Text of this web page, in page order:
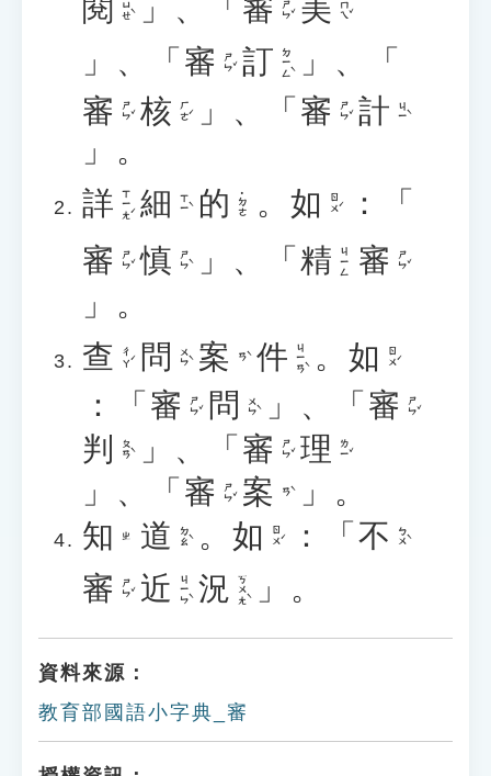
閱 ㄩㄝˋ 」、「 審 ㄕㄣˇ 美 ㄇㄟˇ
」、「 審 ㄕㄣˇ 訂 ㄉㄧㄥˋ
」、「
審 ㄕㄣˇ 核 ㄏㄜˊ 」、「 審 ㄕㄣˇ 計 ㄐㄧˋ
」。
詳 ㄒㄧㄤˊ 細 ㄒㄧˋ 的 ˙ㄉㄜ 。 如 ㄖㄨˊ
：「
審 ㄕㄣˇ 慎 ㄕㄣˋ 」、「 精 ㄐㄧㄥ 審 ㄕㄣˇ
」。
查 ㄔㄚˊ 問 ㄨㄣˋ 案 ㄢˋ 件 ㄐㄧㄢˋ 。 如 ㄖㄨˊ
：「 審 ㄕㄣˇ 問 ㄨㄣˋ 」、「 審 ㄕㄣˇ
判 ㄆㄢˋ 」、「 審 ㄕㄣˇ 理 ㄌㄧˇ
」、「 審 ㄕㄣˇ 案 ㄢˋ
」。
知
ㄓ 道 ㄉㄠˋ 。 如 ㄖㄨˊ ：「 不 ㄅㄨˋ
審 ㄕㄣˇ 近 ㄐㄧㄣˋ 況 ㄎㄨㄤˋ 」。
資料來源：
教育部國語小字典_審